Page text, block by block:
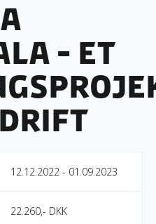
- Et
12.12.2022 - 01.09.2023
22.260,- DKK